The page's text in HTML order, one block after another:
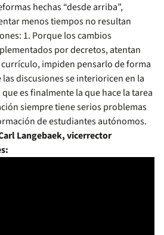
hechas “desde arriba”,
menos tiempos no resultan
1. Porque los cambios
por decretos, atentan
impiden pensarlo de forma
discusiones se interioricen en la
que es finalmente la que hace la tarea
siempre tiene serios problemas
de estudiantes autónomos.
Langebaek, vicerrector